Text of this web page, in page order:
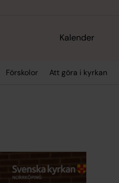
Kalender
Förskolor Att göra i kyrkan